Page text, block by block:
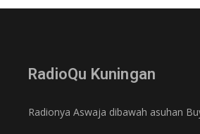
RadioQu Kuningan
Radionya Aswaja dibawah asuhan